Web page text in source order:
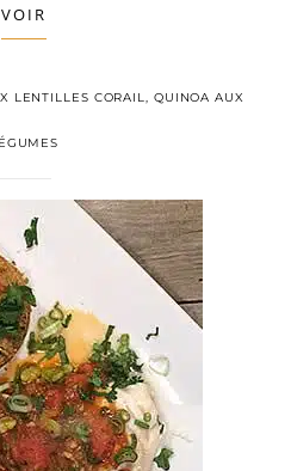
VOIR
LENTILLES CORAIL, QUINOA AUX